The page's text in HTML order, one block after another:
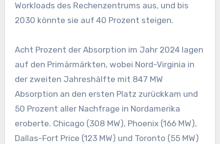
Workloads des Rechenzentrums aus, und bis
2030 könnte sie auf 40 Prozent steigen.
Acht Prozent der Absorption im Jahr 2024 lagen
auf den Primärmärkten, wobei Nord-Virginia in
der zweiten Jahreshälfte mit 847 MW
Absorption an den ersten Platz zurückkam und
50 Prozent aller Nachfrage in Nordamerika
eroberte. Chicago (308 MW), Phoenix (166 MW),
Dallas-Fort Price (123 MW) und Toronto (55 MW)